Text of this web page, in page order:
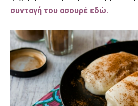
συνταγή του ασουρέ εδώ.